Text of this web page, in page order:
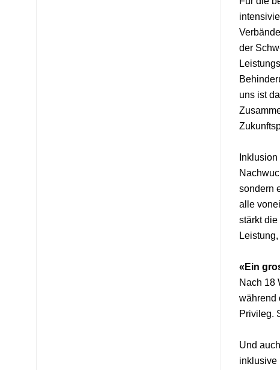
der
uns ist
sondern
alle
stärkt
«Ein
Nach 18
während
Privileg.
Und
inklusive